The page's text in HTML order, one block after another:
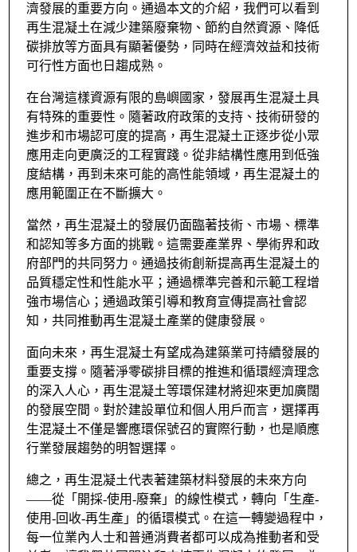
濟發展的重要方向。通過本文的介紹，我們可以看到
再生混凝土在減少建築廢棄物、節約自然資源、降低
碳排放等方面具有顯著優勢，同時在經濟效益和技術
可行性方面也日趨成熟。
在台灣這樣資源有限的島嶼國家，發展再生混凝土具
有特殊的重要性。隨著政府政策的支持、技術研發的
進步和市場認可度的提高，再生混凝土正逐步從小眾
應用走向更廣泛的工程實踐。從非結構性應用到低強
度結構，再到未來可能的高性能領域，再生混凝土的
應用範圍正在不斷擴大。
當然，再生混凝土的發展仍面臨著技術、市場、標準
和認知等多方面的挑戰。這需要產業界、學術界和政
府部門的共同努力。通過技術創新提高再生混凝土的
品質穩定性和性能水平；通過標準完善和示範工程增
強市場信心；通過政策引導和教育宣傳提高社會認
知，共同推動再生混凝土產業的健康發展。
面向未來，再生混凝土有望成為建築業可持續發展的
重要支撐。隨著淨零碳排目標的推進和循環經濟理念
的深入人心，再生混凝土等環保建材將迎來更加廣闊
的發展空間。對於建設單位和個人用戶而言，選擇再
生混凝土不僅是響應環保號召的實際行動，也是順應
行業發展趨勢的明智選擇。
總之，再生混凝土代表著建築材料發展的未來方向
——從「開採-使用-廢棄」的線性模式，轉向「生產-
使用-回收-再生產」的循環模式。在這一轉變過程中，
每一位業內人士和普通消費者都可以成為推動者和受